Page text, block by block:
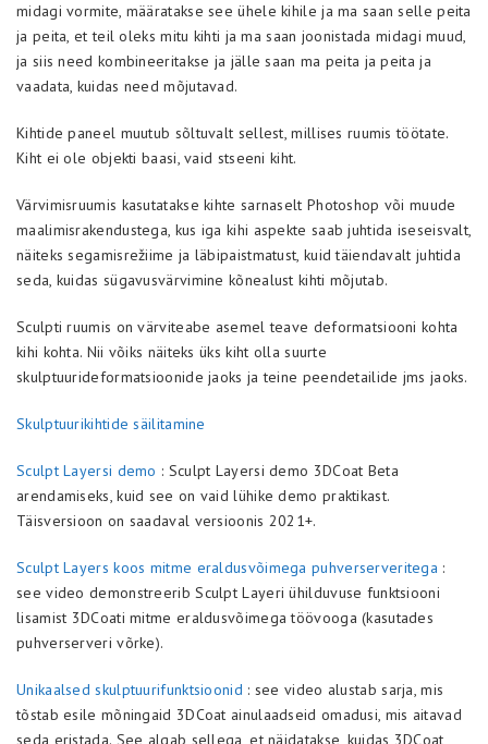
midagi vormite, määratakse see ühele kihile ja ma saan selle peita
ja peita, et teil oleks mitu kihti ja ma saan joonistada midagi muud,
ja siis need kombineeritakse ja jälle saan ma peita ja peita ja
vaadata, kuidas need mõjutavad.
Kihtide paneel muutub sõltuvalt sellest, millises ruumis töötate.
Kiht ei ole objekti baasi, vaid stseeni kiht.
Värvimisruumis kasutatakse kihte sarnaselt Photoshop või muude
maalimisrakendustega, kus iga kihi aspekte saab juhtida iseseisvalt,
näiteks segamisrežiime ja läbipaistmatust, kuid täiendavalt juhtida
seda, kuidas sügavusvärvimine kõnealust kihti mõjutab.
Sculpti ruumis on värviteabe asemel teave deformatsiooni kohta
kihi kohta. Nii võiks näiteks üks kiht olla suurte
skulptuurideformatsioonide jaoks ja teine peendetailide jms jaoks.
Skulptuurikihtide säilitamine
Sculpt Layersi demo : Sculpt Layersi demo 3DCoat Beta
arendamiseks, kuid see on vaid lühike demo praktikast.
Täisversioon on saadaval versioonis 2021+.
Sculpt Layers koos mitme eraldusvõimega puhverserveritega :
see video demonstreerib Sculpt Layeri ühilduvuse funktsiooni
lisamist 3DCoati mitme eraldusvõimega töövooga (kasutades
puhverserveri võrke).
Unikaalsed skulptuurifunktsioonid : see video alustab sarja, mis
tõstab esile mõningaid 3DCoat ainulaadseid omadusi, mis aitavad
seda eristada. See algab sellega, et näidatakse, kuidas 3DCoat